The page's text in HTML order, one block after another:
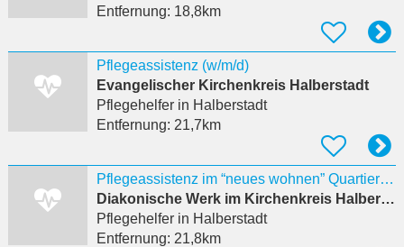
Entfernung: 18,8km
Pflegeassistenz (w/m/d)
Evangelischer Kirchenkreis Halberstadt
Pflegehelferin Halberstadt
Entfernung: 21,7km
Pflegeassistenz im “neues wohnen” Quartier “Finckehof” in Halberstadt (w/m/d)
Diakonische Werk im Kirchenkreis Halberstadt e. V.
Pflegehelferin Halberstadt
Entfernung: 21,8km